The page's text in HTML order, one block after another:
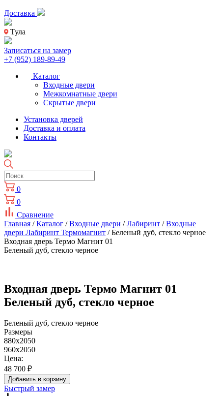
Доставка
Тула
Записаться на замер
+7 (952) 189-89-49
Каталог
Входные двери
Межкомнатные двери
Скрытые двери
Установка дверей
Доставка и оплата
Контакты
0
0
Сравнение
Главная /Каталог /Входные двери /Лабиринт /Входные
двери Лабиринт Термомагнит / Беленый дуб, стекло черное
Входная дверь Термо Магнит 01
Беленый дуб, стекло черное
Входная дверь Термо Магнит 01
Беленый дуб, стекло черное
Беленый дуб, стекло черное
Размеры
880x2050
960x2050
Цена:
48 700 ₽
Добавить в корзину
Быстрый замер